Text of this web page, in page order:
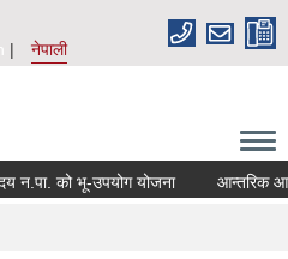
नेपाली
न.पा. को भू-उपयोग योजना आन्तरिक आय